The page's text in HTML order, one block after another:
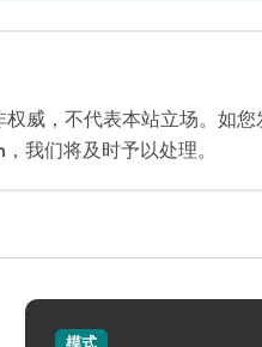
权威，不代表本站立场。如您
我们将及时予以处理。
模式